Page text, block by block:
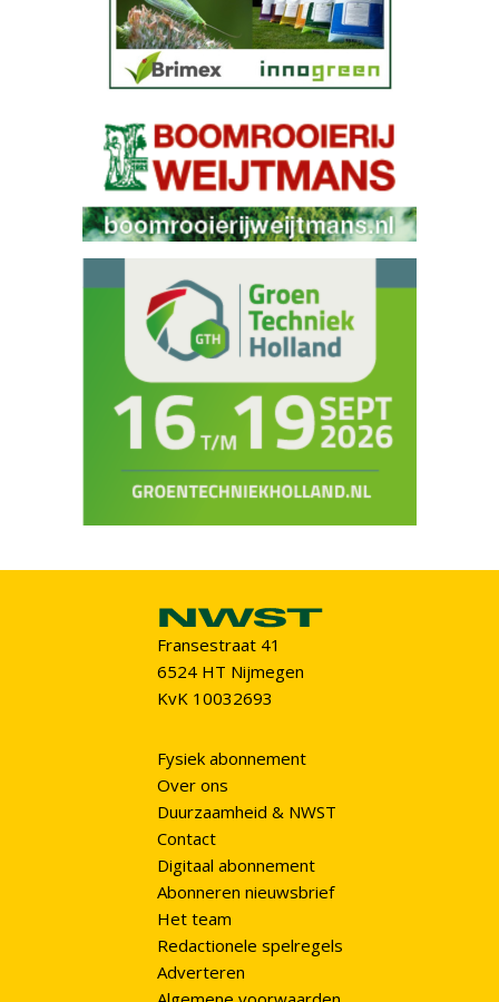
Fransestraat 41
6524 HT Nijmegen
KvK 10032693
Fysiek abonnement
Over ons
Duurzaamheid & NWST
Contact
Digitaal abonnement
Abonneren nieuwsbrief
Het team
Redactionele spelregels
Adverteren